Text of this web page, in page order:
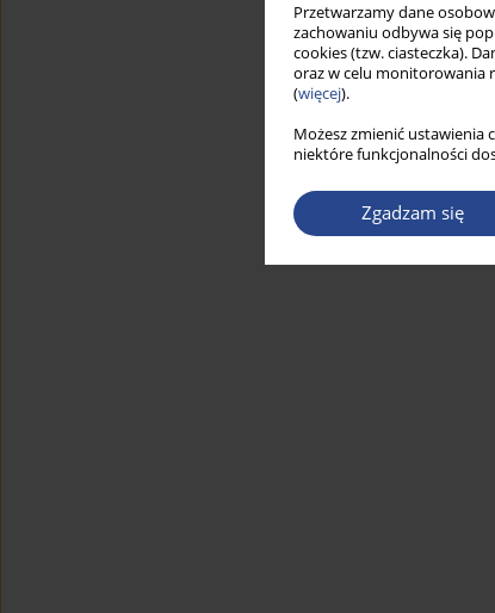
Przetwarzamy dane
zachowaniu odbywa się
cookies (tzw. ciasteczka).
oraz w celu monitorowania
(więcej).
Możesz zmienić ustawienia
niektóre funkcjonalności
Zgadzam się